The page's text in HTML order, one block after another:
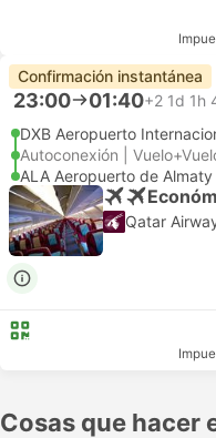
Confirmación instantánea
23:00 01:40+2 1d 1h
DXB Aeropuerto
Autoconexión |
ALA Aeropuerto de Almaty
Qatar
Cosas que hacer